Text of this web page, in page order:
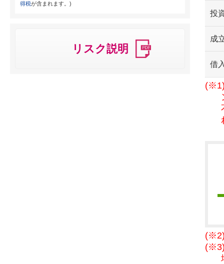
得税が含まれます。)
リスク説明
投
成
借
(※1)
(※2)
(※3)